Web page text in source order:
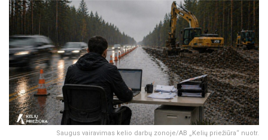
Saugus vairavimas kelio darbų zonoje/AB „Kelių priežiūra“ nuotr.